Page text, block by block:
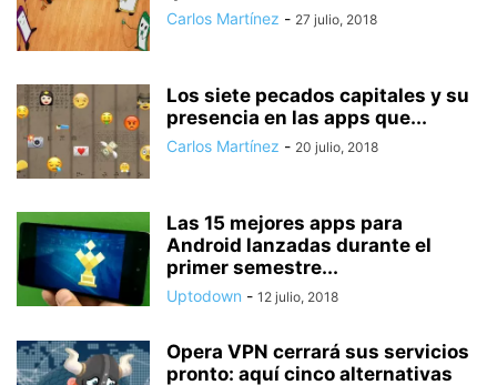
Carlos Martínez - 27 julio, 2018
Los siete pecados capitales y su
presencia en las apps que...
Carlos Martínez - 20 julio, 2018
Las 15 mejores apps para
Android lanzadas durante el
primer semestre...
Uptodown - 12 julio, 2018
Opera VPN cerrará sus servicios
pronto: aquí cinco alternativas